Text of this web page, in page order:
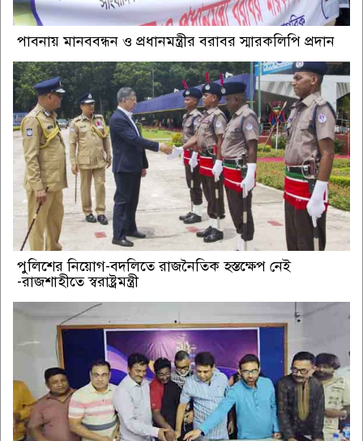
পাবনায় মানববন্ধন ও প্রধানমন্ত্রীর বরাবর স্মারকলিপি প্রদান
পুলিশের নিয়োগ-বদলিতে রাজনৈতিক হস্তক্ষেপ নেই
-রাজশাহীতে স্বরাষ্ট্রমন্ত্রী